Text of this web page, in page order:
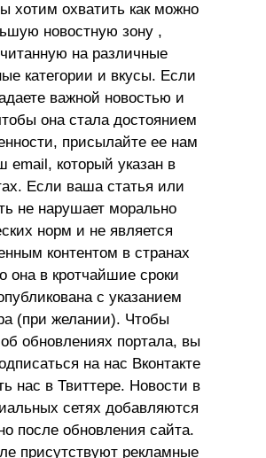
хотим охватить как можно
новостную зону ,
на различные
категории и вкусы. Если
важной новостью и
она стала достоянием
присылайте ее нам
email, который указан в
Если ваша статья или
не нарушает морально
норм и не является
контентом в странах
она в кротчайшие сроки
с указанием
(при желании). Чтобы
обновлениях портала, вы
на нас Вконтакте
нас в Твиттере. Новости в
сетях добавляются
после обновления сайта.
присутствуют рекламные